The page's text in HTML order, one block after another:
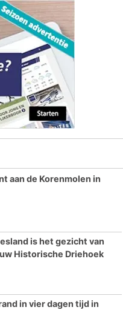
aan de Korenmolen in
is het gezicht van
Historische Driehoek
in vier dagen tijd in